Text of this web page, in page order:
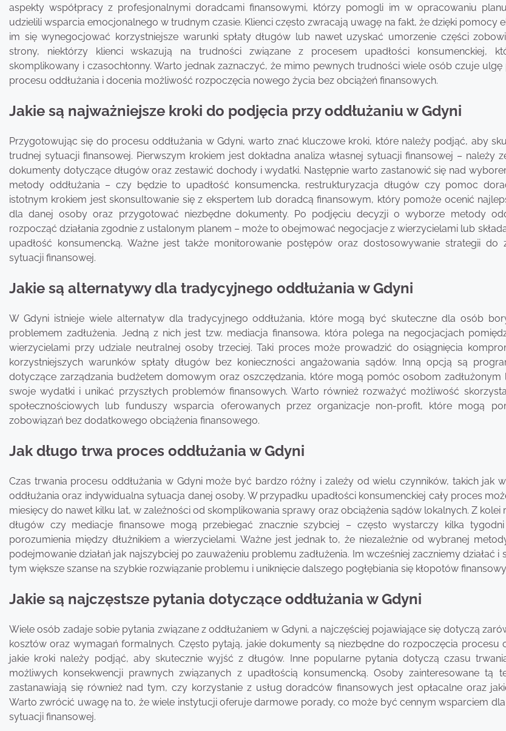
aspekty współpracy z profesjonalnymi doradcami finansowymi, którzy pomogli im w opracowaniu
udzielili wsparcia emocjonalnego w trudnym czasie. Klienci często zwracają uwagę na fakt, że dzięki pomocy
im się wynegocjować korzystniejsze warunki spłaty długów lub nawet uzyskać umorzenie części
strony, niektórzy klienci wskazują na trudności związane z procesem upadłości konsumenckiej,
skomplikowany i czasochłonny. Warto jednak zaznaczyć, że mimo pewnych trudności wiele osób czuje ulgę
procesu oddłużania i docenia możliwość rozpoczęcia nowego życia bez obciążeń finansowych.
Jakie są najważniejsze kroki do podjęcia przy oddłużaniu w Gdyni
Przygotowując się do procesu oddłużania w Gdyni, warto znać kluczowe kroki, które należy podjąć, aby
trudnej sytuacji finansowej. Pierwszym krokiem jest dokładna analiza własnej sytuacji finansowej – należy
dokumenty dotyczące długów oraz zestawić dochody i wydatki. Następnie warto zastanowić się nad
metody oddłużania – czy będzie to upadłość konsumencka, restrukturyzacja długów czy pomoc
istotnym krokiem jest skonsultowanie się z ekspertem lub doradcą finansowym, który pomoże ocenić
dla danej osoby oraz przygotować niezbędne dokumenty. Po podjęciu decyzji o wyborze metody
rozpocząć działania zgodnie z ustalonym planem – może to obejmować negocjacje z wierzycielami lub
upadłość konsumencką. Ważne jest także monitorowanie postępów oraz dostosowywanie strategii do
sytuacji finansowej.
Jakie są alternatywy dla tradycyjnego oddłużania w Gdyni
W Gdyni istnieje wiele alternatyw dla tradycyjnego oddłużania, które mogą być skuteczne dla osób
problemem zadłużenia. Jedną z nich jest tzw. mediacja finansowa, która polega na negocjacjach
wierzycielami przy udziale neutralnej osoby trzeciej. Taki proces może prowadzić do osiągnięcia
korzystniejszych warunków spłaty długów bez konieczności angażowania sądów. Inną opcją są
dotyczące zarządzania budżetem domowym oraz oszczędzania, które mogą pomóc osobom zadłużonym
swoje wydatki i unikać przyszłych problemów finansowych. Warto również rozważyć możliwość
społecznościowych lub funduszy wsparcia oferowanych przez organizacje non-profit, które mogą
zobowiązań bez dodatkowego obciążenia finansowego.
Jak długo trwa proces oddłużania w Gdyni
Czas trwania procesu oddłużania w Gdyni może być bardzo różny i zależy od wielu czynników, takich jak
oddłużania oraz indywidualna sytuacja danej osoby. W przypadku upadłości konsumenckiej cały proces
miesięcy do nawet kilku lat, w zależności od skomplikowania sprawy oraz obciążenia sądów lokalnych. Z kolei
długów czy mediacje finansowe mogą przebiegać znacznie szybciej – często wystarczy kilka
porozumienia między dłużnikiem a wierzycielami. Ważne jest jednak to, że niezależnie od wybranej
podejmowanie działań jak najszybciej po zauważeniu problemu zadłużenia. Im wcześniej zaczniemy działać i
tym większe szanse na szybkie rozwiązanie problemu i uniknięcie dalszego pogłębiania się kłopotów
Jakie są najczęstsze pytania dotyczące oddłużania w Gdyni
Wiele osób zadaje sobie pytania związane z oddłużaniem w Gdyni, a najczęściej pojawiające się dotyczą
kosztów oraz wymagań formalnych. Często pytają, jakie dokumenty są niezbędne do rozpoczęcia procesu
jakie kroki należy podjąć, aby skutecznie wyjść z długów. Inne popularne pytania dotyczą czasu
możliwych konsekwencji prawnych związanych z upadłością konsumencką. Osoby zainteresowane tą
zastanawiają się również nad tym, czy korzystanie z usług doradców finansowych jest opłacalne oraz
Warto zwrócić uwagę na to, że wiele instytucji oferuje darmowe porady, co może być cennym wsparciem
sytuacji finansowej.